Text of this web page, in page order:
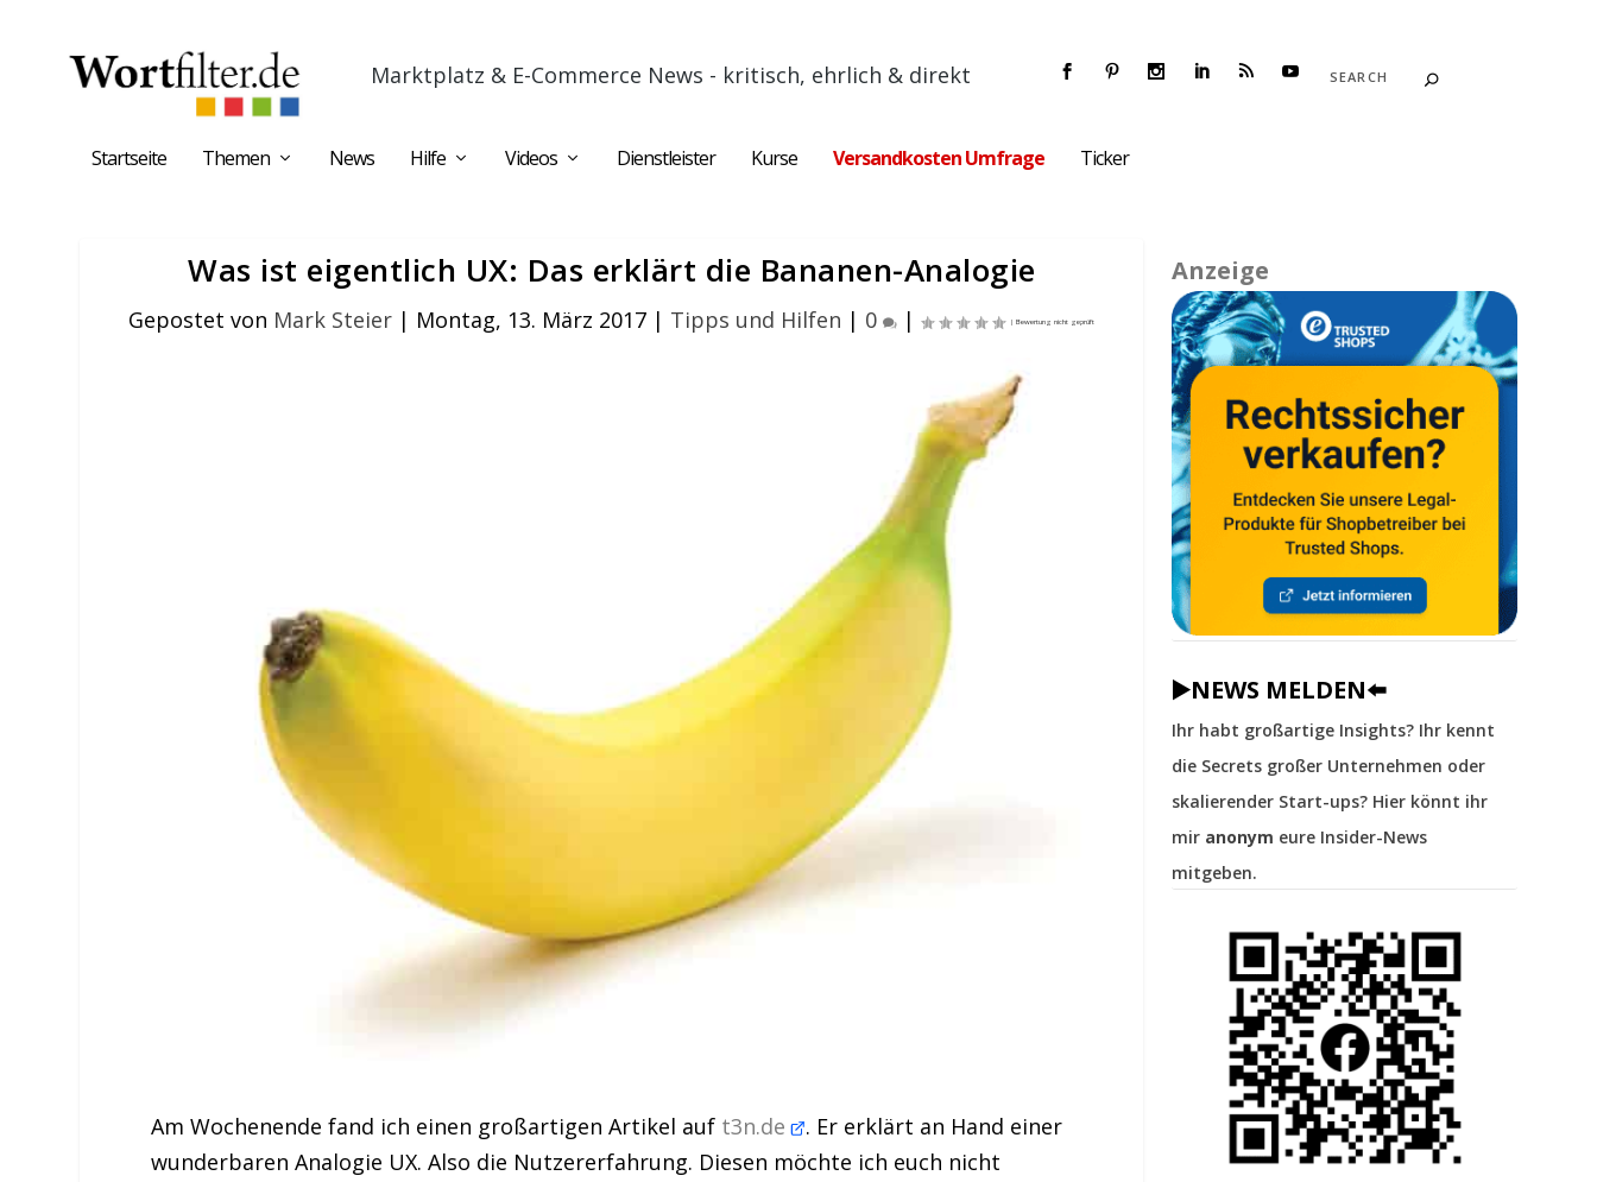
Marktplatz & E-Commerce News - kritisch, ehrlich & direkt
Startseite Themen News Hilfe Videos Dienstleister Kurse Versandkosten Umfrage Ticker
Was ist eigentlich UX: Das erklärt die Bananen-Analogie
Gepostet von Mark Steier | Montag, 13. März 2017 | Tipps und Hilfen | 0 |
Am Wochenende fand ich einen großartigen Artikel auf t3n.de . Er erklärt an Hand einer
wunderbaren Analogie UX. Also die Nutzererfahrung. Diesen möchte ich euch nicht
Anzeige
▶️NEWS MELDEN⬅️
Ihr habt großartige Insights? Ihr kennt
die Secrets großer Unternehmen oder
skalierender Start-ups? Hier könnt ihr
mir anonym eure Insider-News
mitgeben.